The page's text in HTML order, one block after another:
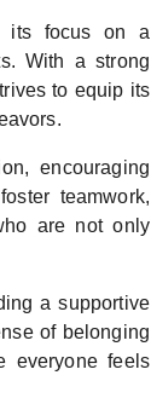
its focus on a
With a strong
to equip its
encouraging
teamwork,
are not only
a supportive
of belonging
everyone feels